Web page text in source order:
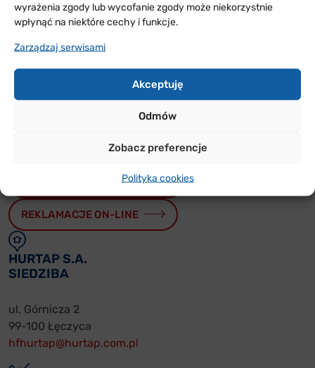
wyrażenia zgody lub wycofanie zgody może niekorzystnie
wpłynąć na niektóre cechy i funkcje.
Zarządzaj serwisami
Akceptuję
Odmów
Zobacz preferencje
Polityka cookies
ODDZIAŁY
W POLSCE
się z nami
WARUNKI WSPÓŁPRACY
REKLAMACJE ON-LINE
HURTAP S.A.
SIEDZIBA
ul. Górnicza 2
99-100 Łęczyca
hfhurtap@hurtap.com.pl